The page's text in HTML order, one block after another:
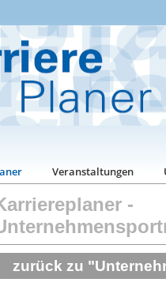
Veranstaltungen
-
zurück zu